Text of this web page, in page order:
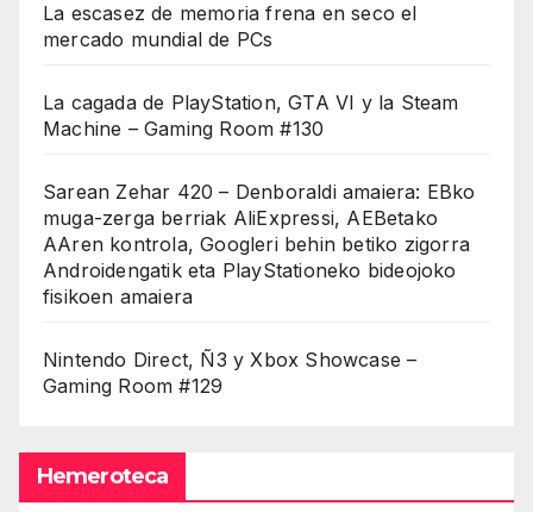
La escasez de memoria frena en seco el
mercado mundial de PCs
La cagada de PlayStation, GTA VI y la Steam
Machine – Gaming Room #130
Sarean Zehar 420 – Denboraldi amaiera: EBko
muga-zerga berriak AliExpressi, AEBetako
AAren kontrola, Googleri behin betiko zigorra
Androidengatik eta PlayStationeko bideojoko
fisikoen amaiera
Nintendo Direct, Ñ3 y Xbox Showcase –
Gaming Room #129
Hemeroteca